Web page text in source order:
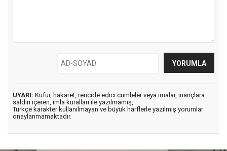
UYARI: Küfür, hakaret, rencide edici cümleler veya imalar, inançlara
saldırı içeren, imla kuralları ile yazılmamış,
Türkçe karakter kullanılmayan ve büyük harflerle yazılmış yorumlar
onaylanmamaktadır.